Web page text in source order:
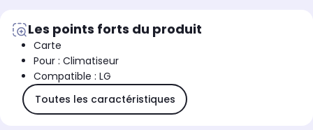
Les points forts du produit
Carte
Pour : Climatiseur
Compatible : LG
Toutes les caractéristiques